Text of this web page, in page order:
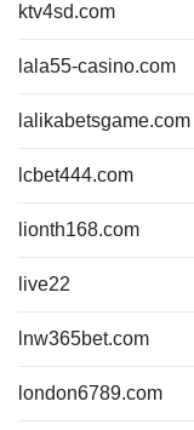
ktv4sd.com
lala55-casino.com
lalikabetsgame.com
lcbet444.com
lionth168.com
live22
lnw365bet.com
london6789.com